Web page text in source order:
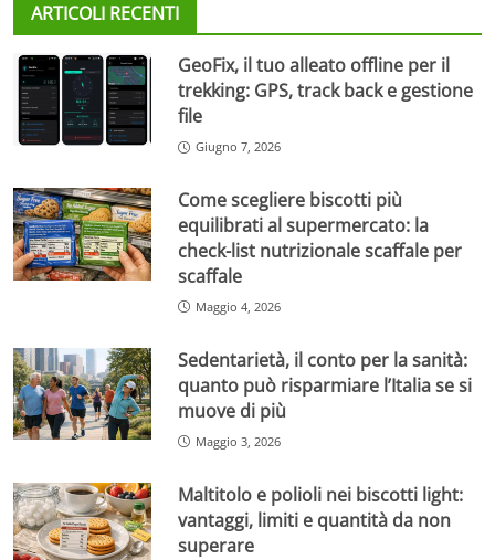
ARTICOLI RECENTI
GeoFix, il tuo alleato offline per il
trekking: GPS, track back e gestione
file
Giugno 7, 2026
Come scegliere biscotti più
equilibrati al supermercato: la
check-list nutrizionale scaffale per
scaffale
Maggio 4, 2026
Sedentarietà, il conto per la sanità:
quanto può risparmiare l’Italia se si
muove di più
Maggio 3, 2026
Maltitolo e polioli nei biscotti light:
vantaggi, limiti e quantità da non
superare